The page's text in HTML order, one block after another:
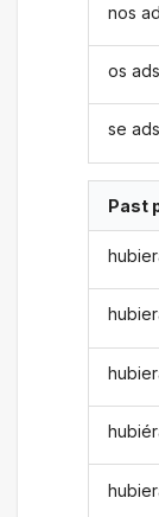
nos
os
se
Past